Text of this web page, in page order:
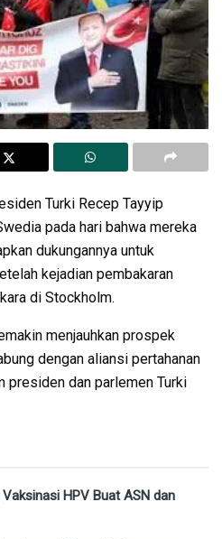
Turki Recep Tayyip
pada hari bahwa mereka
dukungannya untuk
kejadian pembakaran
di Stockholm.
menjauhkan prospek
dengan aliansi pertahanan
presiden dan parlemen Turki
HPV Buat ASN dan